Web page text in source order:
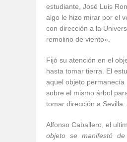
estudiante, José Luis
algo le hizo mirar por el
con dirección a la
remolino de viento».
Fijó su atención en el
hasta tomar tierra. El
aquel objeto
sobre el mismo árbol
tomar dirección a Sevilla.
Alfonso Caballero, el
objeto se manifestó